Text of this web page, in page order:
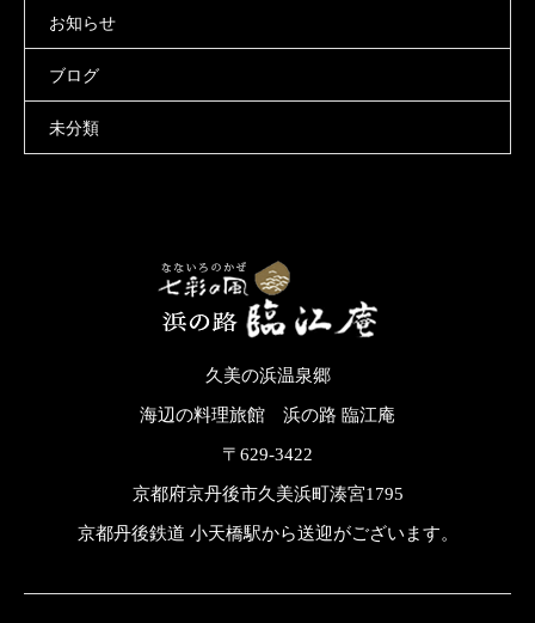
お知らせ
ブログ
未分類
久美の浜温泉郷
海辺の料理旅館 浜の路 臨江庵
〒629-3422
京都府京丹後市久美浜町湊宮1795
京都丹後鉄道 小天橋駅から送迎がございます。